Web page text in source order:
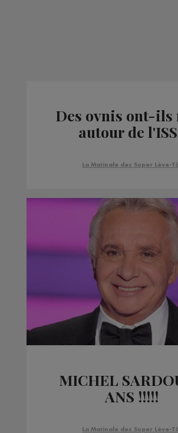
Des ovnis ont-ils
autour de
La Matinale des Super Lève-
MICHEL
ANS !!!!!
La Matinale des Super Lève-